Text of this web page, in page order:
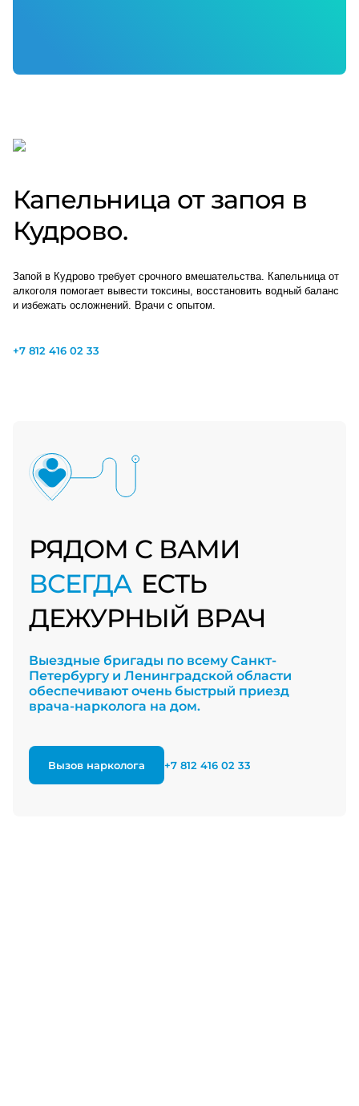
Капельница от запоя в
Кудрово.
Запой в Кудрово требует срочного вмешательства. Капельница от
алкоголя помогает вывести токсины, восстановить водный баланс
и избежать осложнений. Врачи с опытом.
+7 812 416 02 33
РЯДОМ С ВАМИ
ВСЕГДА ЕСТЬ
ДЕЖУРНЫЙ ВРАЧ
Выездные бригады по всему Санкт-
Петербургу и Ленинградской области
обеспечивают очень быстрый приезд
врача-нарколога на дом.
Вызов нарколога +7 812 416 02 33